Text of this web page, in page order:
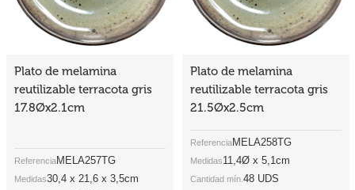
Plato de melamina
reutilizable terracota gris
17.8Øx2.1cm
ReferenciaMELA257TG
Medidas30,4 x 21,6 x 3,5cm
Plato de melamina
reutilizable terracota gris
21.5Øx2.5cm
ReferenciaMELA258TG
Medidas11,4Ø x 5,1cm
Cantidad mín. 48 UDS